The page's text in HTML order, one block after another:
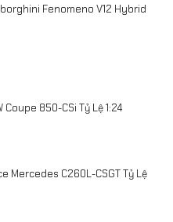
tàng hình J-50 tỷ lệ
Fenomeno V12 Hybrid
Coupe 850-CSi Tỷ Lệ 1:24
Mercedes C260L-CSGT Tỷ Lệ